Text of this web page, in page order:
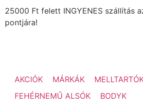
25000 Ft felett INGYENES szállítás
pontjára!
AKCIÓK MÁRKÁK
FEHÉRNEMŰ ALSÓK
BODYK